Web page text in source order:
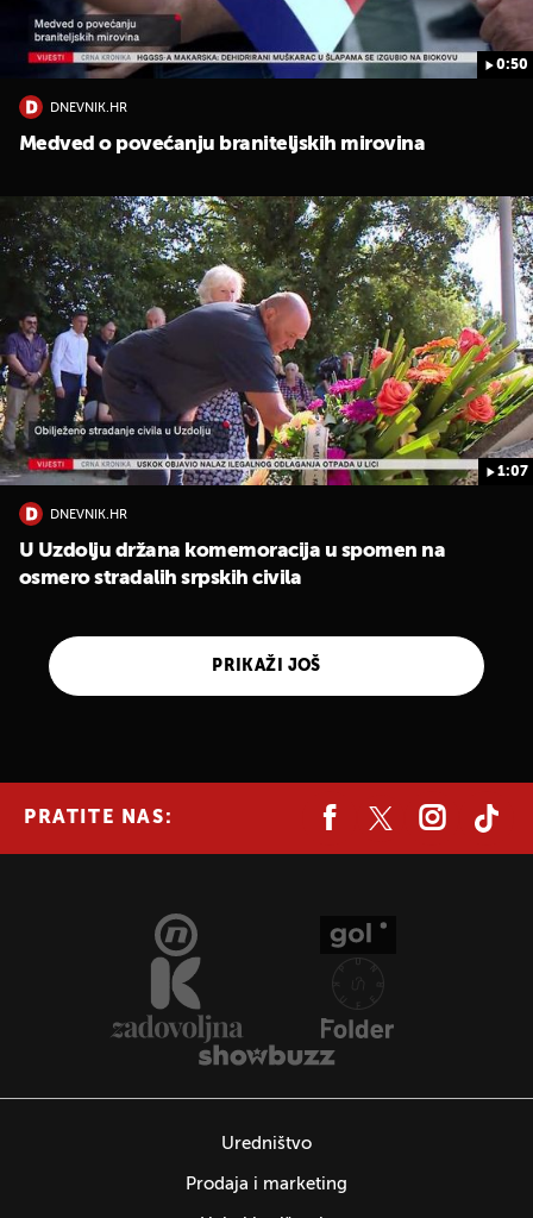
0:50
DNEVNIK.HR
Medved o povećanju braniteljskih mirovina
1:07
DNEVNIK.HR
U Uzdolju držana komemoracija u spomen na
osmero stradalih srpskih civila
PRIKAŽI JOŠ
PRATITE NAS:
Uredništvo
Prodaja i marketing